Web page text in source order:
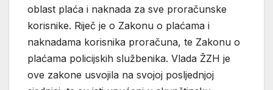
oblast plaća i naknada za sve proračunske
korisnike. Riječ je o Zakonu o plaćama i
naknadama korisnika proračuna, te Zakonu o
plaćama policijskih službenika. Vlada ŽZH je
ove zakone usvojila na svojoj posljednjoj